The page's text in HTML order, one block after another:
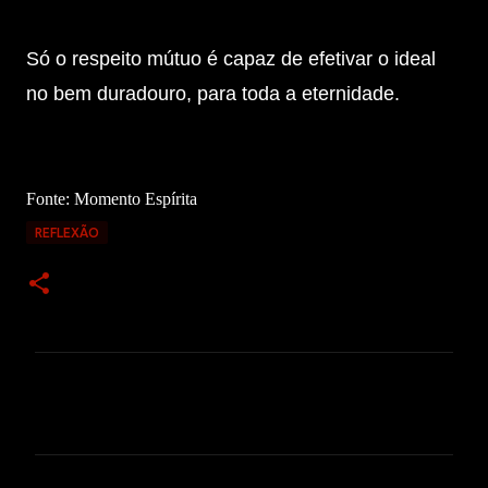
Só o respeito mútuo é capaz de efetivar o ideal
no bem duradouro, para toda a eternidade.
Fonte: Momento Espírita
REFLEXÃO